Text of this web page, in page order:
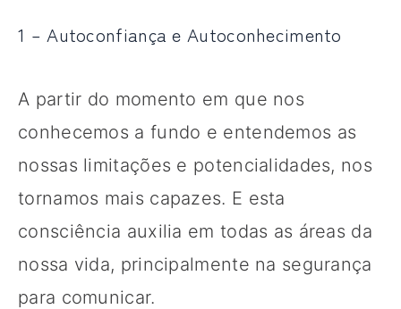
1 – Autoconfiança e Autoconhecimento
A partir do momento em que nos
conhecemos a fundo e entendemos as
nossas limitações e potencialidades, nos
tornamos mais capazes. E esta
consciência auxilia em todas as áreas da
nossa vida, principalmente na segurança
para comunicar.